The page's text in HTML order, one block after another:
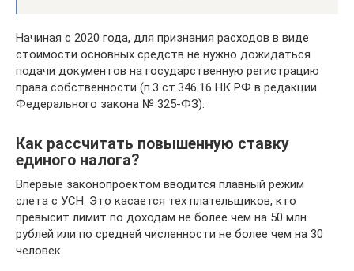
Начиная с 2020 года, для признания расходов в виде
стоимости основных средств не нужно дожидаться
подачи документов на государственную регистрацию
права собственности (п.3 ст.346.16 НК РФ в редакции
Федерального закона № 325-ФЗ).
Как рассчитать повышенную ставку
единого налога?
Впервые законопроектом вводится плавный режим
слета с УСН. Это касается тех плательщиков, кто
превысит лимит по доходам не более чем на 50 млн.
рублей или по средней численности не более чем на 30
человек.